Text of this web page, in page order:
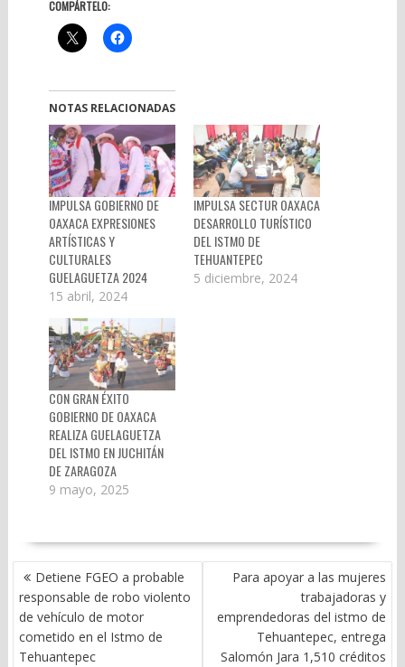
COMPÁRTELO:
NOTAS RELACIONADAS
IMPULSA GOBIERNO DE
OAXACA EXPRESIONES
ARTÍSTICAS Y
CULTURALES
GUELAGUETZA 2024
15 abril, 2024
IMPULSA SECTUR OAXACA
DESARROLLO TURÍSTICO
DEL ISTMO DE
TEHUANTEPEC
5 diciembre, 2024
CON GRAN ÉXITO
GOBIERNO DE OAXACA
REALIZA GUELAGUETZA
DEL ISTMO EN JUCHITÁN
DE ZARAGOZA
9 mayo, 2025
NAVEGACIÓN
DE
ENTRADAS
Detiene FGEO a probable
responsable de robo violento
de vehículo de motor
cometido en el Istmo de
Tehuantepec
Para apoyar a las mujeres
trabajadoras y
emprendedoras del istmo de
Tehuantepec, entrega
Salomón Jara 1,510 créditos